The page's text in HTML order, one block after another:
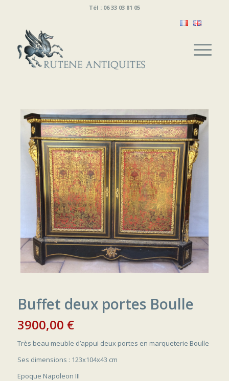
Tél : 06 33 03 81 05
Buffet deux portes Boulle
3900,00 €
Très beau meuble d’appui deux portes en marqueterie Boulle
Ses dimensions : 123x104x43 cm
Epoque Napoleon III